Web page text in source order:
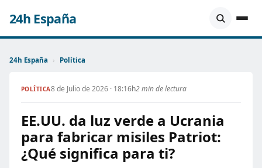
24h España
24h España › Política
POLÍTICA8 de Julio de 2026 · 18:16h2 min de lectura
EE.UU. da luz verde a Ucrania
para fabricar misiles Patriot:
¿Qué significa para ti?